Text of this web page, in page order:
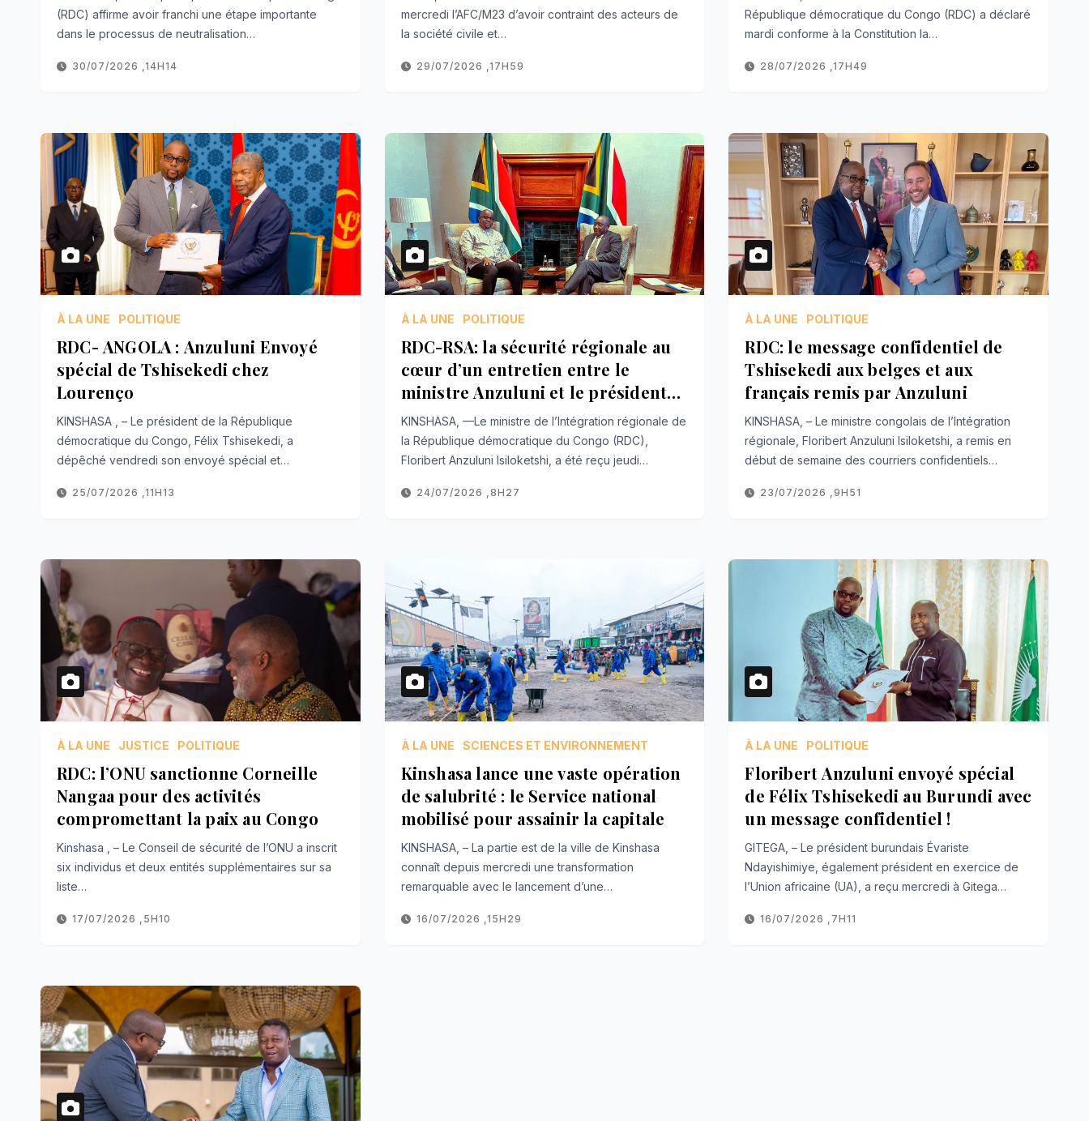
(RDC) affirme avoir franchi une étape importante
dans le processus de neutralisation…
30/07/2026 ,14H14
mercredi l’AFC/M23 d’avoir contraint des acteurs de
la société civile et…
29/07/2026 ,17H59
République démocratique du Congo (RDC) a déclaré
mardi conforme à la Constitution la…
28/07/2026 ,17H49
À LA UNE POLITIQUE
RDC- ANGOLA : Anzuluni Envoyé
spécial de Tshisekedi chez
Lourenço
KINSHASA , – Le président de la République
démocratique du Congo, Félix Tshisekedi, a
dépêché vendredi son envoyé spécial et…
25/07/2026 ,11H13
À LA UNE POLITIQUE
RDC-RSA: la sécurité régionale au
cœur d’un entretien entre le
ministre Anzuluni et le président
Ramaphosa
KINSHASA, —Le ministre de l’Intégration régionale de
la République démocratique du Congo (RDC),
Floribert Anzuluni Isiloketshi, a été reçu jeudi…
24/07/2026 ,8H27
À LA UNE POLITIQUE
RDC: le message confidentiel de
Tshisekedi aux belges et aux
français remis par Anzuluni
KINSHASA, – Le ministre congolais de l’Intégration
régionale, Floribert Anzuluni Isiloketshi, a remis en
début de semaine des courriers confidentiels…
23/07/2026 ,9H51
À LA UNE JUSTICE POLITIQUE
RDC: l’ONU sanctionne Corneille
Nangaa pour des activités
compromettant la paix au Congo
Kinshasa , – Le Conseil de sécurité de l’ONU a inscrit
six individus et deux entités supplémentaires sur sa
liste…
17/07/2026 ,5H10
À LA UNE SCIENCES ET ENVIRONNEMENT
Kinshasa lance une vaste opération
de salubrité : le Service national
mobilisé pour assainir la capitale
KINSHASA, – La partie est de la ville de Kinshasa
connaît depuis mercredi une transformation
remarquable avec le lancement d’une…
16/07/2026 ,15H29
À LA UNE POLITIQUE
Floribert Anzuluni envoyé spécial
de Félix Tshisekedi au Burundi avec
un message confidentiel !
GITEGA, – Le président burundais Évariste
Ndayishimiye, également président en exercice de
l’Union africaine (UA), a reçu mercredi à Gitega…
16/07/2026 ,7H11